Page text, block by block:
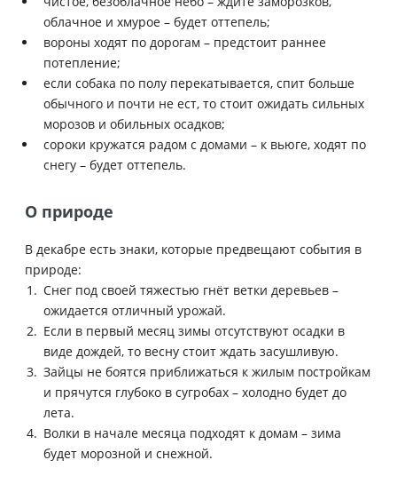
облачное и хмурое – будет оттепель;
вороны ходят по дорогам – предстоит раннее
потепление;
если собака по полу перекатывается, спит больше
обычного и почти не ест, то стоит ожидать сильных
морозов и обильных осадков;
сороки кружатся радом с домами – к вьюге, ходят по
снегу – будет оттепель.
О природе
В декабре есть знаки, которые предвещают события в
природе:
Снег под своей тяжестью гнёт ветки деревьев –
ожидается отличный урожай.
Если в первый месяц зимы отсутствуют осадки в
виде дождей, то весну стоит ждать засушливую.
Зайцы не боятся приближаться к жилым постройкам
и прячутся глубоко в сугробах – холодно будет до
лета.
Волки в начале месяца подходят к домам – зима
будет морозной и снежной.